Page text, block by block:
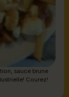
sauce brune
Courez!